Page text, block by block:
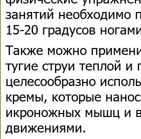
занятий необходимо
15-20 градусов
Также можно
тугие струи теплой
целесообразно
кремы, которые
икроножных мышц и
движениями.